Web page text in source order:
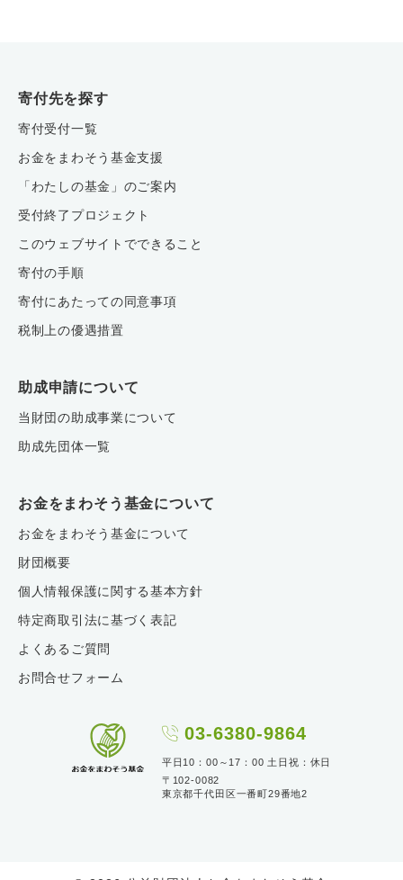
寄付先を探す
寄付受付一覧
お金をまわそう基金支援
「わたしの基金」のご案内
受付終了プロジェクト
このウェブサイトでできること
寄付の手順
寄付にあたっての同意事項
税制上の優遇措置
助成申請について
当財団の助成事業について
助成先団体一覧
お金をまわそう基金について
お金をまわそう基金について
財団概要
個人情報保護に関する基本方針
特定商取引法に基づく表記
よくあるご質問
お問合せフォーム
03-6380-9864
平日10：00～17：00 土日祝：休日
〒102-0082
東京都千代田区一番町29番地2